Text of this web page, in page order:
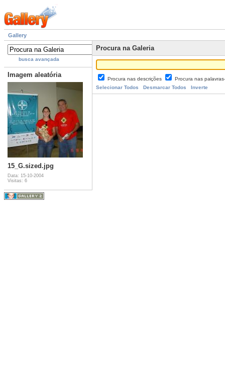
Gallery
busca avançada
Imagem aleatória
15_G.sized.jpg
Data: 15-10-2004
Visitas: 6
Procura na Galeria
Procura nas descrições
Procura nas
Selecionar Todos
Desmarcar Todos Inverte